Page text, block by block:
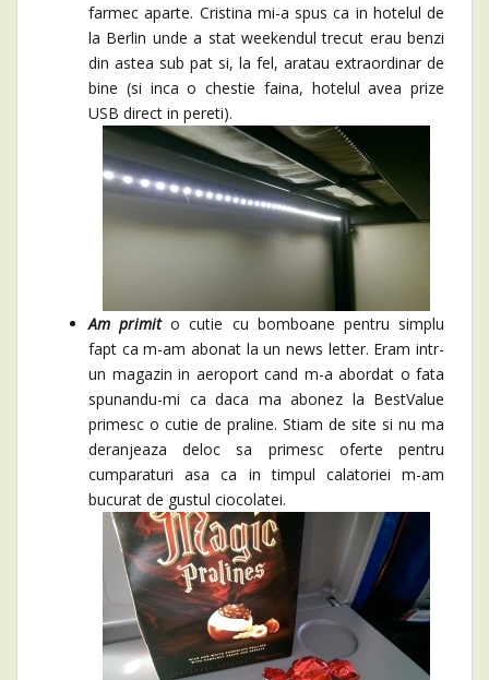
farmec aparte. Cristina mi-a spus ca in hotelul de
la Berlin unde a stat weekendul trecut erau benzi
din astea sub pat si, la fel, aratau extraordinar de
bine (si inca o chestie faina, hotelul avea prize
USB direct in pereti).
Am primit o cutie cu bomboane pentru simplu
fapt ca m-am abonat la un news letter. Eram intr-
un magazin in aeroport cand m-a abordat o fata
spunandu-mi ca daca ma abonez la BestValue
primesc o cutie de praline. Stiam de site si nu ma
deranjeaza deloc sa primesc oferte pentru
cumparaturi asa ca in timpul calatoriei m-am
bucurat de gustul ciocolatei.